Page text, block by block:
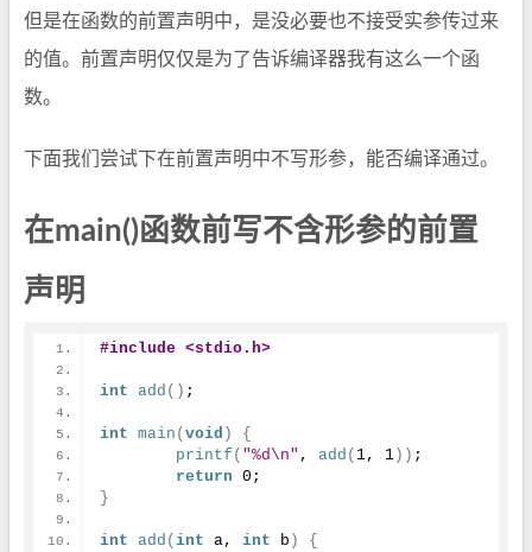
但是在函数的前置声明中，是没必要也不接受实参传过来
的值。前置声明仅仅是为了告诉编译器我有这么一个函
数。
下面我们尝试下在前置声明中不写形参，能否编译通过。
在main()函数前写不含形参的前置
声明
#include <stdio.h>
int add ( ) ;
int main ( void )
{
printf ( "%d\n" , add ( 1, 1 ) ) ;
return 0 ;
}
int add ( int a, int b )
{